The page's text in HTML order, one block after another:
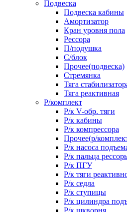
Подвеска
Подвеска кабины
Амортизатор
Кран уровня пола
Рессора
П/подушка
С/блок
Прочее(подвеска)
Стремянка
Тяга
Тяга реактивная
Р/комплект
Р/к V-обр. тяги
Р/к кабины
Р/к компрессора
Прочее(р/
Р/к насоса
Р/к пальца
Р/к ПГУ
Р/к тяги
Р/к седла
Р/к ступицы
Р/к цилиндра